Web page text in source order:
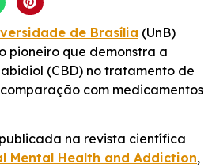
de Brasília (UnB)
pioneiro que demonstra a
(CBD) no tratamento de
com medicamentos
na revista científica
Mental Health and Addiction,